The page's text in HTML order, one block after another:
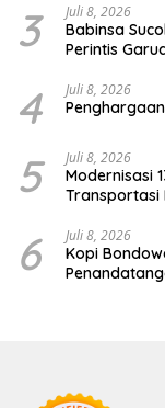
3 Juli 8, 2026
Babinsa
Perintis
4 Juli 8, 2026
5 Juli 8, 2026
Modernisasi
Transportasi
6 Juli 8, 2026
Kopi